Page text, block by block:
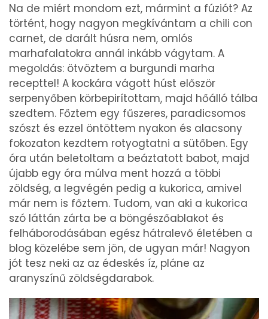
Na de miért mondom ezt, mármint a fúziót? Az
történt, hogy nagyon megkívántam a chili con
carnet, de darált húsra nem, omlós
marhafalatokra annál inkább vágytam. A
megoldás: ötvöztem a burgundi marha
recepttel! A kockára vágott húst először
serpenyőben körbepirítottam, majd hőálló tálba
szedtem. Főztem egy fűszeres, paradicsomos
szószt és ezzel öntöttem nyakon és alacsony
fokozaton kezdtem rotyogtatni a sütőben. Egy
óra után beletoltam a beáztatott babot, majd
újabb egy óra múlva ment hozzá a többi
zöldség, a legvégén pedig a kukorica, amivel
már nem is főztem. Tudom, van aki a kukorica
szó láttán zárta be a böngészőablakot és
felháborodásában egész hátralevő életében a
blog közelébe sem jön, de ugyan már! Nagyon
jót tesz neki az az édeskés íz, pláne az
aranyszínű zöldségdarabok.